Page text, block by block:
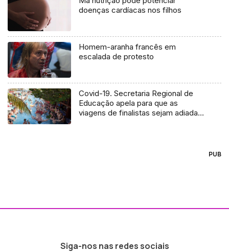
doenças cardíacas nos filhos
Homem-aranha francês em
escalada de protesto
Covid-19. Secretaria Regional de
Educação apela para que as
viagens de finalistas sejam adiadas
PUB
Siga-nos nas redes sociais